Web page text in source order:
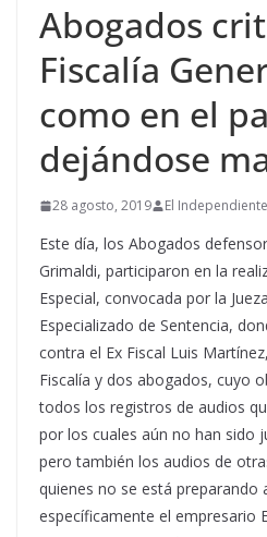
Abogados
Fiscalía
como en el
dejándose
28 agosto, 2019 El Independiente
Este día, los Abogados
Grimaldi, participaron en la
Especial, convocada por la
Especializado de Sentencia,
contra el Ex Fiscal Luis
Fiscalía y dos abogados, cuyo
todos los registros de audios
por los cuales aún no han sido
pero también los audios de
quienes no se está preparando
específicamente el empresario